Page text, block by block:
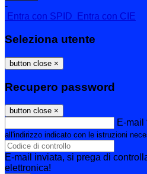
-
Entra con SPID
Entra con CIE
Seleziona utente
button close ×
Recupero password
button close ×
E-mail
all'indirizzo indicato con le istruzioni
E-mail inviata, si prega di
elettronica!